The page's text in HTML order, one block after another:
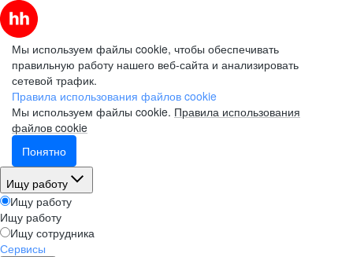
Мы используем файлы cookie, чтобы обеспечивать
правильную работу нашего веб-сайта и анализировать
сетевой трафик.
Правила использования файлов cookie
Мы используем файлы cookie. Правила использования
файлов cookie
Понятно
Ищу работу
Ищу работу
Ищу работу
Ищу сотрудника
Сервисы